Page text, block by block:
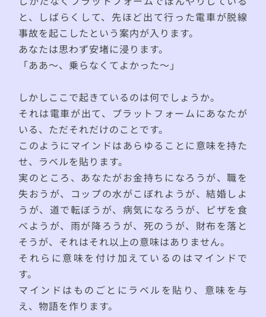
と、しばらくして、先ほど出て行った電車が脱線
事故を起こしたという案内が入ります。
あなたは思わず安堵に浸ります。
「ああ〜、乗らなくてよかった〜」
しかしここで起きているのは何でしょうか。
それは電車が出て、プラットフォームにあなたが
いる、ただそれだけのことです。
このようにマインドはあらゆることに意味を持た
せ、ラベルを貼ります。
実のところ、あなたがお金持ちになろうが、職を
失おうが、コップの水がこぼれようが、結婚しよ
うが、道で転ぼうが、病気になろうが、ピザを食
べようが、雨が降ろうが、死のうが、財布を落と
そうが、それはそれ以上の意味はありません。
それらに意味を付け加えているのはマインドで
す。
マインドはものごとにラベルを貼り、意味を与
え、物語を作ります。